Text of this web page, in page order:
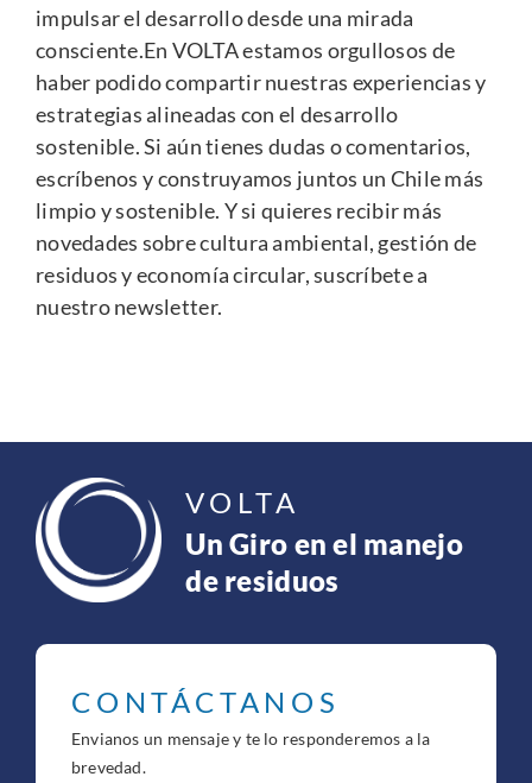
impulsar el desarrollo desde una mirada
consciente.En VOLTA estamos orgullosos de
haber podido compartir nuestras experiencias y
estrategias alineadas con el desarrollo
sostenible. Si aún tienes dudas o comentarios,
escríbenos y construyamos juntos un Chile más
limpio y sostenible. Y si quieres recibir más
novedades sobre cultura ambiental, gestión de
residuos y economía circular,suscríbete a
nuestro newsletter.
VOLTA
Un Giro en el manejo
de residuos
CONTÁCTANOS
Envianos un mensaje y te lo responderemos a la
brevedad.